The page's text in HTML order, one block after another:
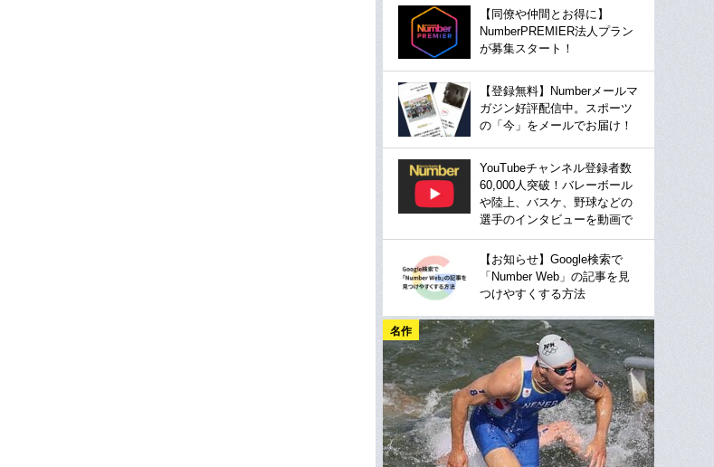
【同僚や仲間とお得に】
NumberPREMIER法人プラン
が募集スタート！
【登録無料】Numberメールマ
ガジン好評配信中。スポーツ
の「今」をメールでお届け！
YouTubeチャンネル登録者数
60,000人突破！バレーボール
や陸上、バスケ、野球などの
選手のインタビューを動画で
【お知らせ】Google検索で
「Number Web」の記事を見
つけやすくする方法
名作